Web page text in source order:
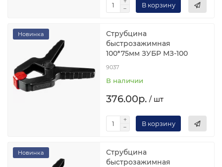
В корзину
Новинка
Струбцина
быстрозажимная
100*75мм ЗУБР МЗ-100
9037
В наличии
376.00р. / шт
В корзину
Новинка
Струбцина
быстрозажимная